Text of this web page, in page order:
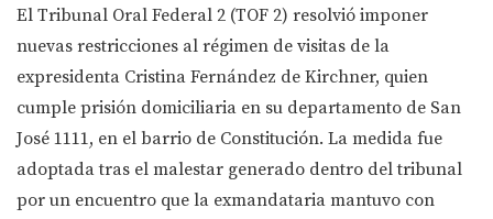
El Tribunal Oral Federal 2 (TOF 2) resolvió imponer
nuevas restricciones al régimen de visitas de la
expresidenta Cristina Fernández de Kirchner, quien
cumple prisión domiciliaria en su departamento de San
José 1111, en el barrio de Constitución. La medida fue
adoptada tras el malestar generado dentro del tribunal
por un encuentro que la exmandataria mantuvo con